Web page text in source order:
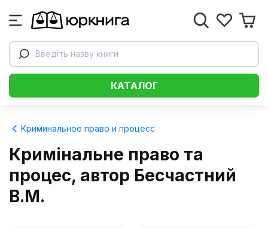
Введіть назву книги
КАТАЛОГ
Криминальное право и процесс
Кримінальне право та
процес, автор Бесчастний
В.М.